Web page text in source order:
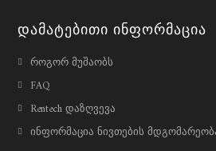
Დამატებითი Ინფორმაცია
როგორ მუშაობს
FAQ
Rentech დაზღვევა
ინფორმაცია ნივთების